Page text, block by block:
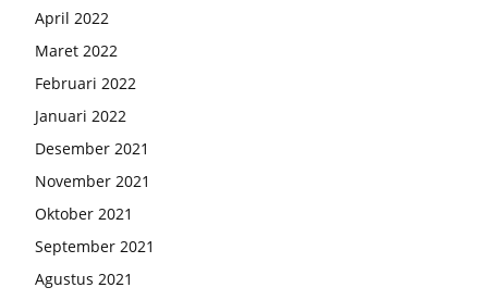
April 2022
Maret 2022
Februari 2022
Januari 2022
Desember 2021
November 2021
Oktober 2021
September 2021
Agustus 2021